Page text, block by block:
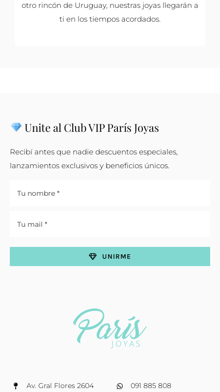
otro rincón de Uruguay, nuestras joyas llegarán a
ti en los tiempos acordados.
Av. Gral Flores 2604
091 885 808
Unite al Club VIP París Joyas
Recibí antes que nadie descuentos especiales,
lanzamientos exclusivos y beneficios únicos.
UNIRME